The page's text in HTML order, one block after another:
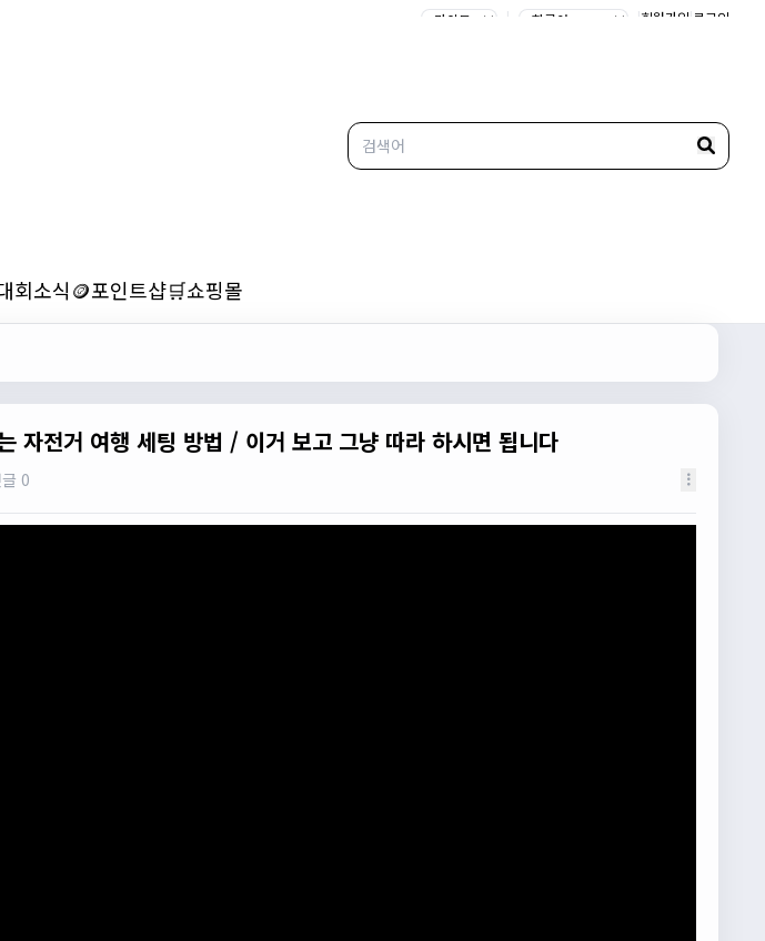
| |회원가입|로그인
회소식🪙포인트샵🛒쇼핑몰
자전거 여행 세팅 방법 / 이거 보고 그냥 따라 하시면 됩니다
0